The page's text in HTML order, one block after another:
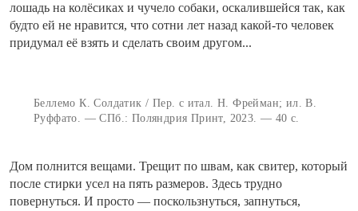
лошадь на колёсиках и чучело собаки, оскалившейся так, как
будто ей не нравится, что сотни лет назад какой-то человек
придумал её взять и сделать своим другом...
Беллемо К. Солдатик / Пер. с итал. Н. Фрейман; ил. В.
Руффато. — СПб.: Поляндрия Принт, 2023. — 40 с.
Дом полнится вещами. Трещит по швам, как свитер, который
после стирки усел на пять размеров. Здесь трудно
повернуться. И просто — поскользнуться, запнуться,